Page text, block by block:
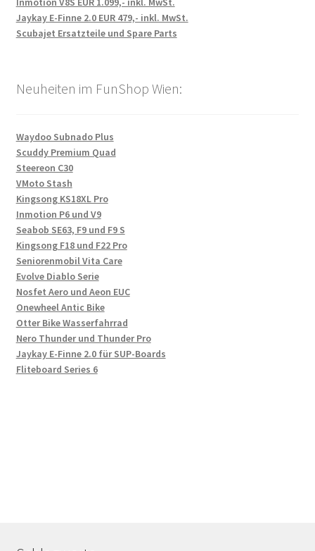
Jaykay E-Finne 2.0 EUR 479,- inkl. MwSt.
Scubajet Ersatzteile und Spare Parts
Neuheiten im FunShop Wien:
Waydoo Subnado Plus
Scuddy Premium Quad
Steereon C30
VMoto Stash
Kingsong KS18XL Pro
Inmotion P6 und V9
Seabob SE63, F9 und F9 S
Kingsong F18 und F22 Pro
Seniorenmobil Vita Care
Evolve Diablo Serie
Nosfet Aero und Aeon EUC
Onewheel Antic Bike
Otter Bike Wasserfahrrad
Nero Thunder und Thunder Pro
Jaykay E-Finne 2.0 für SUP-Boards
Fliteboard Series 6